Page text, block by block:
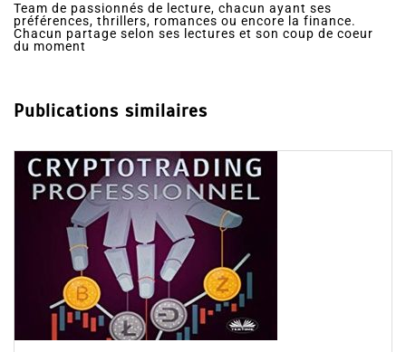
Team de passionnés de lecture, chacun ayant ses
préférences, thrillers, romances ou encore la finance.
Chacun partage selon ses lectures et son coup de coeur
du moment
Publications similaires